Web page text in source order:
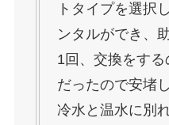
トタイプを選択
ンタルができ、
1回、交換をす
だったので安堵
冷水と温水に別